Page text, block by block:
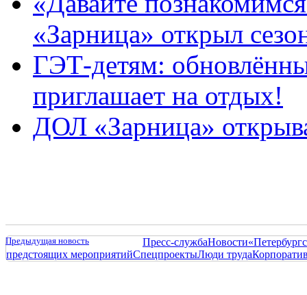
«Зарница» открыл
ГЭТ-детям:
приглашает на отдых!
ДОЛ «Зарница»
Предыдущая новость Пресс-службаНовости
предстоящих мероприятийСпецпроектыЛюди труда